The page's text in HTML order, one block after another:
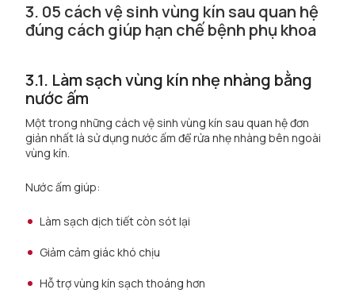
3. 05 cách vệ sinh vùng kín sau quan hệ
đúng cách giúp hạn chế bệnh phụ khoa
3.1. Làm sạch vùng kín nhẹ nhàng bằng
nước ấm
Một trong những cách vệ sinh vùng kín sau quan hệ đơn
giản nhất là sử dụng nước ấm để rửa nhẹ nhàng bên ngoài
vùng kín.
Nước ấm giúp:
Làm sạch dịch tiết còn sót lại
Giảm cảm giác khó chịu
Hỗ trợ vùng kín sạch thoáng hơn